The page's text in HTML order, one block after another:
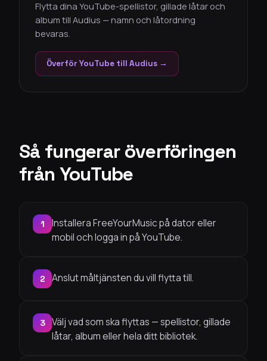
Flytta dina YouTube-spellistor, gillade låtar och
album till Audius — namn och låtordning
bevaras.
Överför YouTube till Audius →
Så fungerar överföringen
från YouTube
1
Installera FreeYourMusic på dator eller
mobil och logga in på YouTube.
2 Anslut måltjänsten du vill flytta till.
3
Välj vad som ska flyttas — spellistor, gillade
låtar, album eller hela ditt bibliotek.